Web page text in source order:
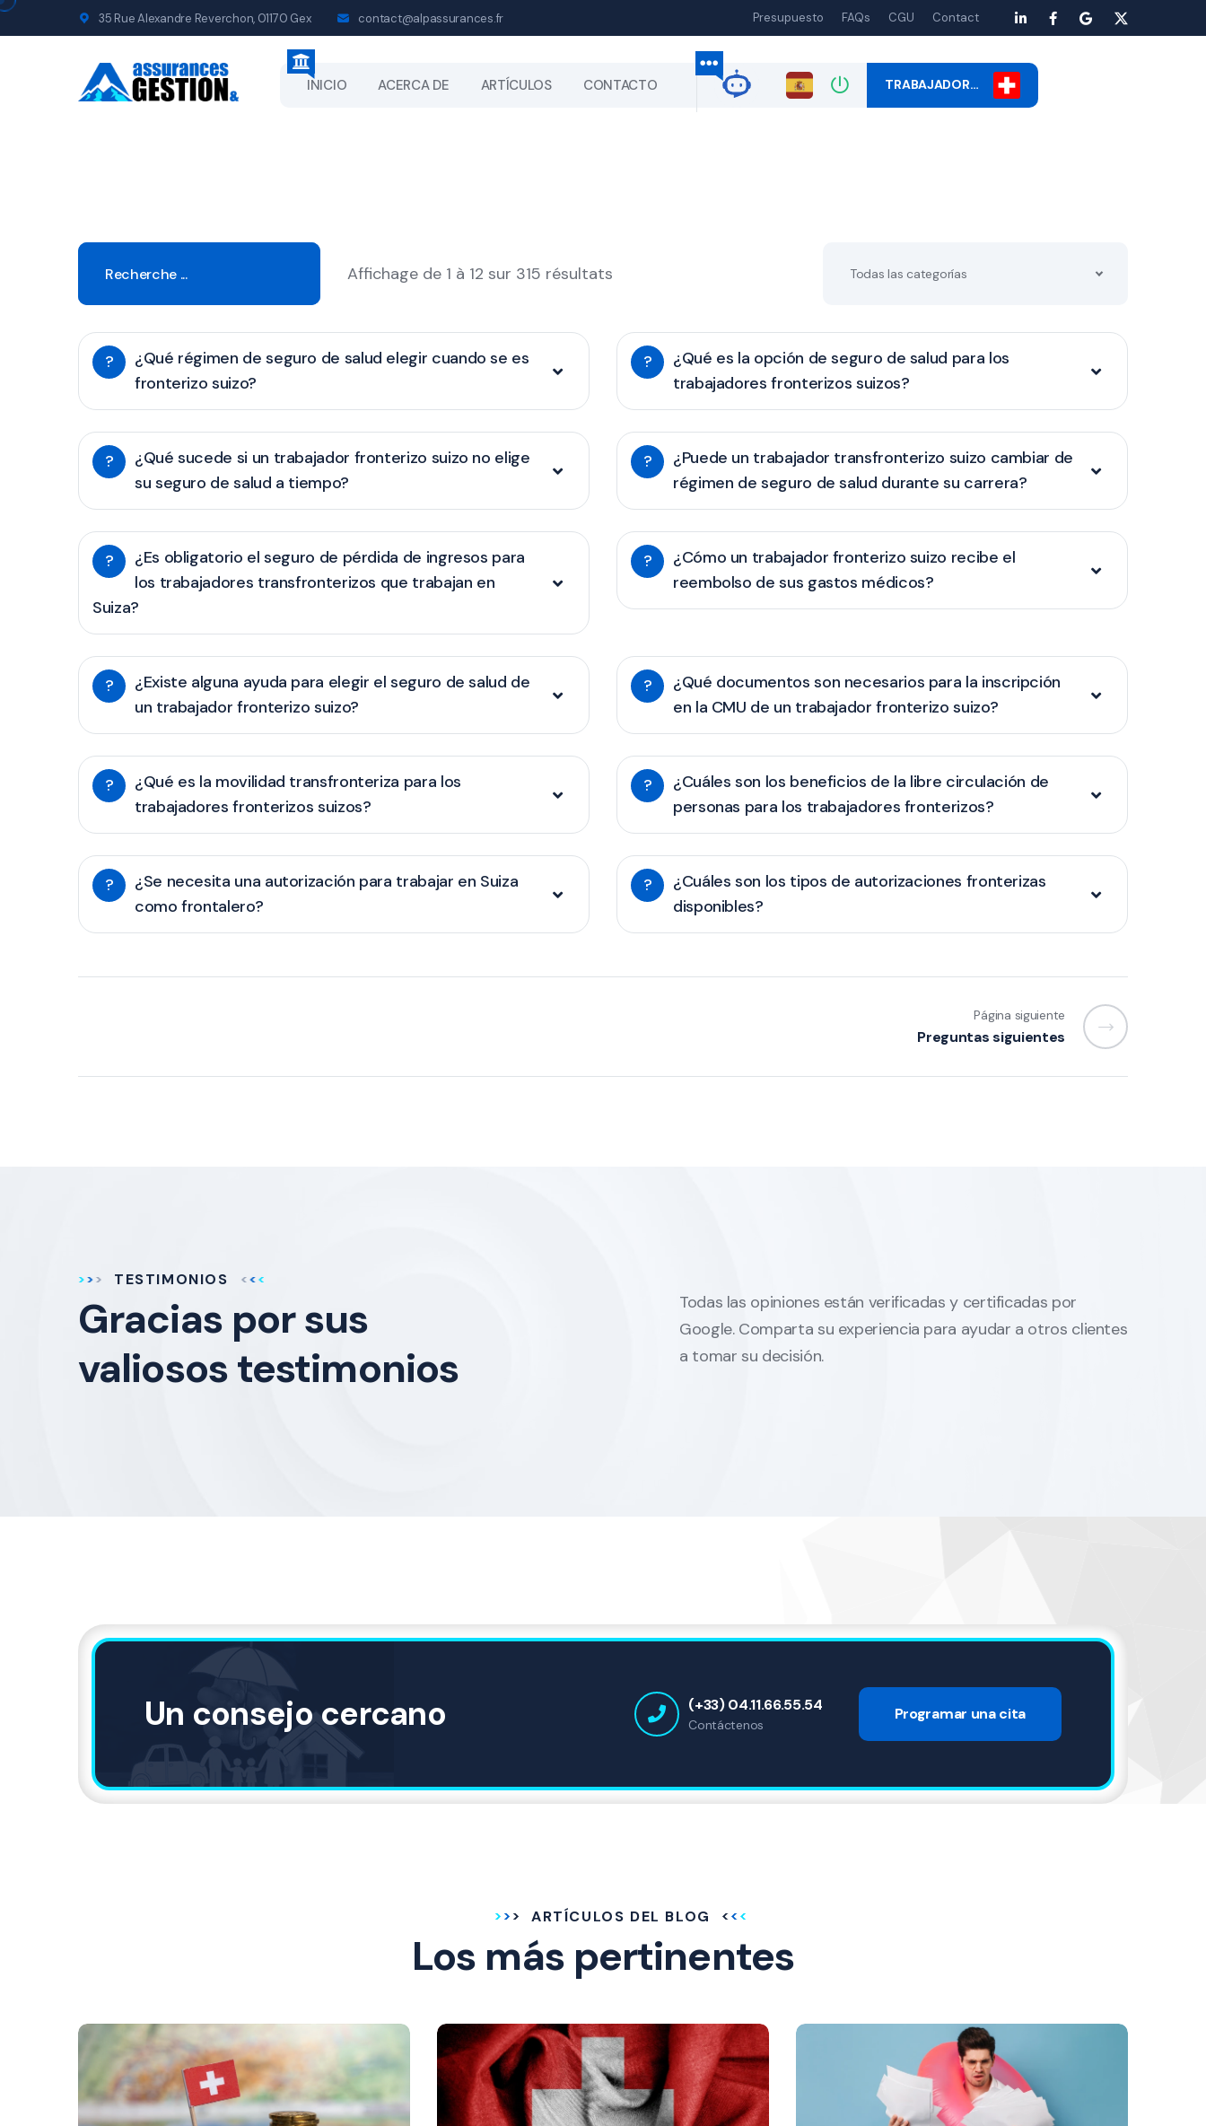
35 Rue Alexandre Reverchon, 01170 Gex contact@alpassurances.fr Presupuesto FAQs CGU Contact
INICIO ACERCA DE ARTÍCULOS CONTACTO TRABAJADOR…
Affichage de 1 à 12 sur 315 résultats Todas las categorías
?
¿Qué régimen de seguro de salud elegir cuando se es
fronterizo suizo?
?
¿Qué es la opción de seguro de salud para los
trabajadores fronterizos suizos?
?
¿Qué sucede si un trabajador fronterizo suizo no elige
su seguro de salud a tiempo?
?
¿Puede un trabajador transfronterizo suizo cambiar de
régimen de seguro de salud durante su carrera?
?
¿Es obligatorio el seguro de pérdida de ingresos para
los trabajadores transfronterizos que trabajan en
Suiza?
?
¿Cómo un trabajador fronterizo suizo recibe el
reembolso de sus gastos médicos?
?
¿Existe alguna ayuda para elegir el seguro de salud de
un trabajador fronterizo suizo?
?
¿Qué documentos son necesarios para la inscripción
en la CMU de un trabajador fronterizo suizo?
?
¿Qué es la movilidad transfronteriza para los
trabajadores fronterizos suizos?
?
¿Cuáles son los beneficios de la libre circulación de
personas para los trabajadores fronterizos?
?
¿Se necesita una autorización para trabajar en Suiza
como frontalero?
?
¿Cuáles son los tipos de autorizaciones fronterizas
disponibles?
Página siguiente
Preguntas siguientes
TESTIMONIOS
Gracias por sus
valiosos testimonios
Todas las opiniones están verificadas y certificadas por
Google. Comparta su experiencia para ayudar a otros clientes
a tomar su decisión.
Un consejo cercano (+33) 04.11.66.55.54
Contáctenos
Programar una cita
ARTÍCULOS DEL BLOG
Los más pertinentes